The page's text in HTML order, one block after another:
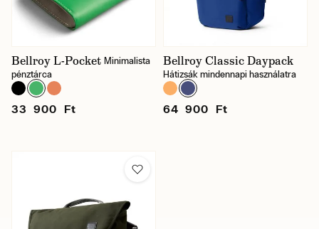
Bellroy L-Pocket Minimalista
pénztárca
33 900 Ft
Bellroy Classic Daypack
Hátizsák mindennapi használatra
64 900 Ft